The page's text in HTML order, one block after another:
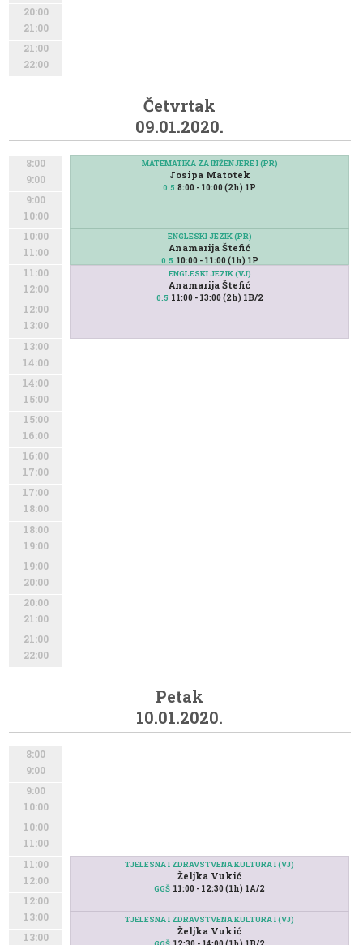
20:00
21:00
21:00
22:00
Četvrtak
09.01.2020.
8:00
9:00
9:00
10:00
10:00
11:00
11:00
12:00
12:00
13:00
13:00
14:00
14:00
15:00
15:00
16:00
16:00
17:00
17:00
18:00
18:00
19:00
19:00
20:00
20:00
21:00
21:00
22:00
MATEMATIKA ZA INŽENJERE I (PR)
Josipa Matotek
0.5 8:00 - 10:00 (2h) 1P
ENGLESKI JEZIK (PR)
Anamarija Štefić
0.5 10:00 - 11:00 (1h) 1P
ENGLESKI JEZIK (VJ)
Anamarija Štefić
0.5 11:00 - 13:00 (2h) 1B/2
Petak
10.01.2020.
8:00
9:00
9:00
10:00
10:00
11:00
11:00
12:00
12:00
13:00
13:00
TJELESNA I ZDRAVSTVENA KULTURA I (VJ)
Željka Vukić
GGŠ 11:00 - 12:30 (1h) 1A/2
TJELESNA I ZDRAVSTVENA KULTURA I (VJ)
Željka Vukić